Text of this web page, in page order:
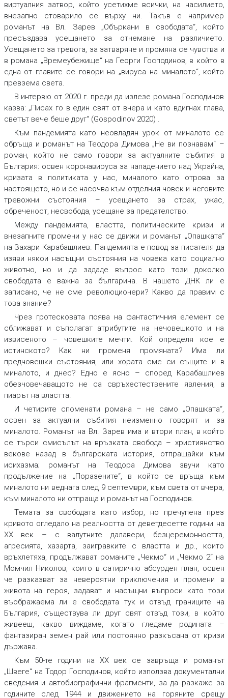
виртуалния затвор, който усетихме всички, на насилието,
внезапно стоварило се върху ни. Такъв е например
романът на Вл. Зарев „Объркани в свободата“, който
пресъздава усещането за отнемане на различието.
Усещането за тревога, за затваряне и промяна се чувства и
в романа „Времеубежище“ на Георги Господинов, в който в
една от главите се говори на „вируса на миналото“, който
превзема света.
В интервю от 2020 г. преди да излезе романа Господинов
казва: „Писах го в един свят от вчера и като вдигнах глава,
светът вече беше друг“ (Gospodinov 2020) .
Към пандемията като неовладян урок от миналото се
обръща и романът на Теодора Димова „Не ви познавам“ –
роман, който не само говори за актуалните събития в
България: освен коронавируса за нападението над Украйна,
кризата в политиката у нас, миналото като отрова за
настоящето, но и се насочва към отделния човек и неговите
тревожни състояния – усещането за страх, ужас,
обреченост, несвобода, усещане за предателство.
Между пандемията, властта, политическите кризи и
внезапните промени у нас се движи и романът „Опашката“
на Захари Карабашлиев. Пандемията е повод за писателя да
изяви някои насъщни състояния на човека като социално
животно, но и да зададе въпрос като този доколко
свободата е важна за българина. В нашето ДНК ли е
записано, че не сме революционери? Какво да правим с
това знание?
Чрез гротесковата поява на фантастичния елемент се
сближават и съполагат атрибутите на нечовешкото и на
извисеното – човешките мечти. Кой определя кое е
истинското? Как ни променя промяната? Има ли
предчовешки състояния, или хората сме си същите и в
миналото, и днес? Едно е ясно – според Карабашлиев
обезчовечаващото не са свръхестествените явления, а
пиарът на властта.
И четирите споменати романа – не само „Опашката“,
освен за актуални събития неизменно говорят и за
миналото. Романът на Вл. Зарев има и втори план, в който
се търси смисълът на връзката свобода – християнство
векове назад в българската история, отпращайки към
исихазма; романът на Теодора Димова звучи като
продължение на „Поразените“, в който се връща към
миналото ни веднага след 9 септември, към света от вчера,
към миналото ни отпраща и романът на Господинов.
Темата за свободата като избор, но пречупена през
кривото огледало на реалността от деветдесетте години на
XX век – с валутните далавери, безцеремонността,
агресията, хазарта, заигравките с властта и др., които
връхлетяха, продължават романите „Чекмо“ и „Чекмо 2“ на
Момчил Николов, които в сатирично абсурден план, освен
че разказват за невероятни приключения и промени в
живота на героя, задават и насъщни въпроси като този
въображаема ли е свободата тук и отвъд границите на
България, съществува ли друг свят отвъд този, в който
живееш, какво виждаме, когато гледаме родината –
фантазиран земен рай или постоянно разкъсана от кризи
държава.
Към 50-те години на XX век се завръща и романът
„Швеге“ на Тодор Господинов, който използва документални
сведения и автобиографични фрагменти, за да разкаже за
годините след 1944 и движението на горяните срещу